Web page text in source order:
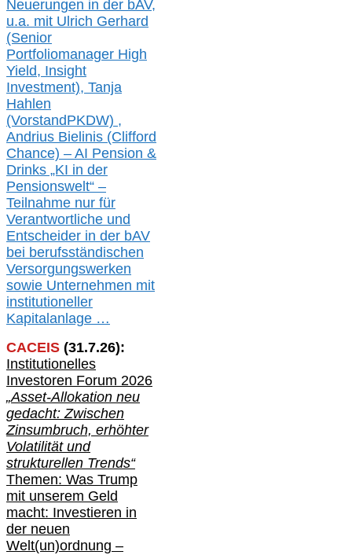
Neuerungen in der bAV,
u.a. mit Ulrich Gerhard
(Senior
Portfoliomanager High
Yield, Insight
Investment), Tanja
Hahlen
(VorstandPKDW) ,
Andrius Bielinis (Clifford
Chance) – AI Pension &
Drinks „KI in der
Pensionswelt“ –
Teilnahme nur für
Verantwortliche und
Entscheider in der bAV
bei berufsständischen
Versorgungswerken
sowie Unternehmen mit
institutioneller
Kapitalanlage …
CACEIS (31.7.26):
Institutionelles
Investoren Forum 2026
„Asset-Allokation neu
gedacht: Zwischen
Zinsumbruch, erhöhter
Volatilität und
strukturellen Trends“
Themen: Was Trump
mit unserem Geld
macht: Investieren in
der neuen
Welt(un)ordnung –